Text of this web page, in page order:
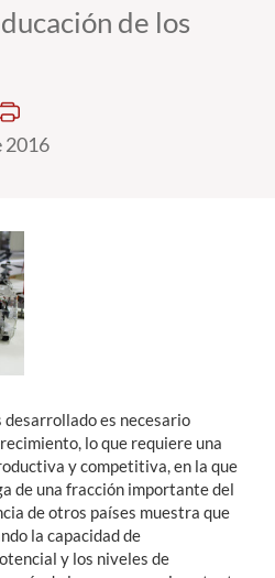
de los
2016
desarrollado es necesario
lo que requiere una
y competitiva, en la que
de una fracción importante del
de otros países muestra que
la capacidad de
y los niveles de